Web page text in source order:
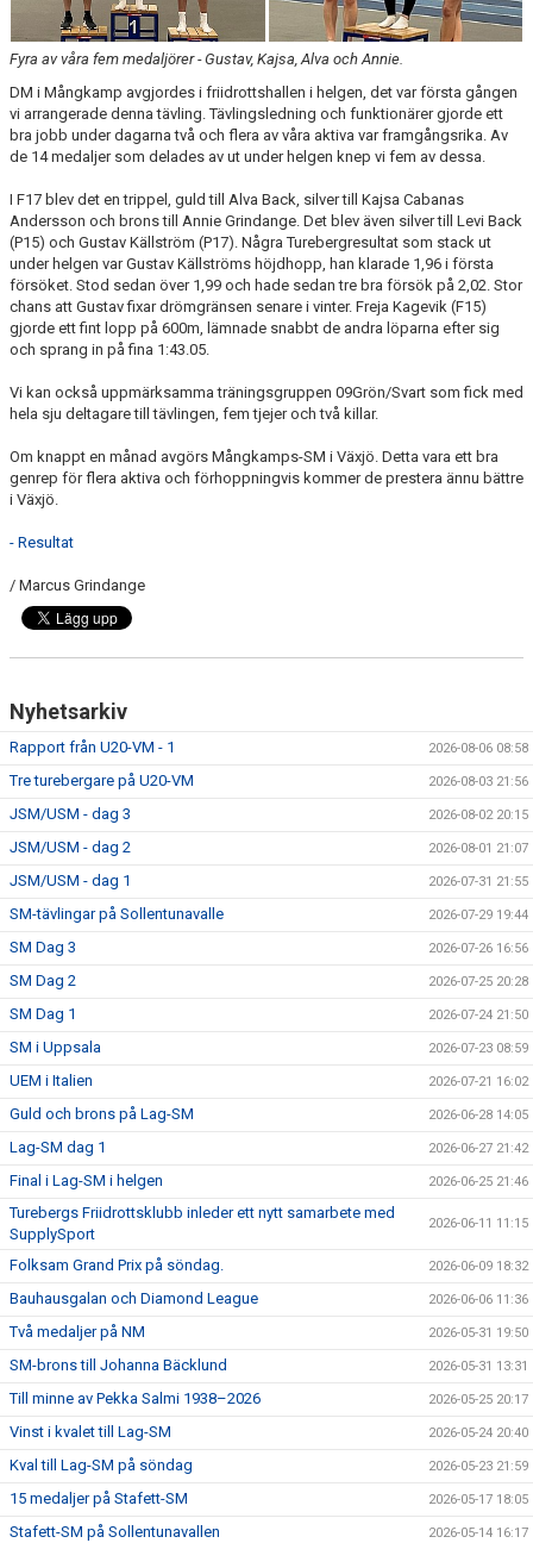
KONTAKT
UTBILDNING
KALENDER
Fyra av våra fem medaljörer - Gustav, Kajsa, Alva och Annie.
DM i Mångkamp avgjordes i friidrottshallen i helgen, det var första gången
vi arrangerade denna tävling. Tävlingsledning och funktionärer gjorde ett
bra jobb under dagarna två och flera av våra aktiva var framgångsrika. Av
de 14 medaljer som delades av ut under helgen knep vi fem av dessa.
I F17 blev det en trippel, guld till Alva Back, silver till Kajsa Cabanas
Andersson och brons till Annie Grindange. Det blev även silver till Levi Back
(P15) och Gustav Källström (P17). Några Turebergresultat som stack ut
under helgen var Gustav Källströms höjdhopp, han klarade 1,96 i första
försöket. Stod sedan över 1,99 och hade sedan tre bra försök på 2,02. Stor
chans att Gustav fixar drömgränsen senare i vinter. Freja Kagevik (F15)
gjorde ett fint lopp på 600m, lämnade snabbt de andra löparna efter sig
och sprang in på fina 1:43.05.
Vi kan också uppmärksamma träningsgruppen 09Grön/Svart som fick med
hela sju deltagare till tävlingen, fem tjejer och två killar.
Om knappt en månad avgörs Mångkamps-SM i Växjö. Detta vara ett bra
genrep för flera aktiva och förhoppningvis kommer de prestera ännu bättre
i Växjö.
- Resultat
/ Marcus Grindange
Nyhetsarkiv
Rapport från U20-VM - 1 2026-08-06 08:58
Tre turebergare på U20-VM 2026-08-03 21:56
JSM/USM - dag 3 2026-08-02 20:15
JSM/USM - dag 2 2026-08-01 21:07
JSM/USM - dag 1 2026-07-31 21:55
SM-tävlingar på Sollentunavalle 2026-07-29 19:44
SM Dag 3 2026-07-26 16:56
SM Dag 2 2026-07-25 20:28
SM Dag 1 2026-07-24 21:50
SM i Uppsala 2026-07-23 08:59
UEM i Italien 2026-07-21 16:02
Guld och brons på Lag-SM 2026-06-28 14:05
Lag-SM dag 1 2026-06-27 21:42
Final i Lag-SM i helgen 2026-06-25 21:46
Turebergs Friidrottsklubb inleder ett nytt samarbete med
SupplySport
2026-06-11 11:15
Folksam Grand Prix på söndag. 2026-06-09 18:32
Bauhausgalan och Diamond League 2026-06-06 11:36
Två medaljer på NM 2026-05-31 19:50
SM-brons till Johanna Bäcklund 2026-05-31 13:31
Till minne av Pekka Salmi 1938–2026 2026-05-25 20:17
Vinst i kvalet till Lag-SM 2026-05-24 20:40
Kval till Lag-SM på söndag 2026-05-23 21:59
15 medaljer på Stafett-SM 2026-05-17 18:05
Stafett-SM på Sollentunavallen 2026-05-14 16:17